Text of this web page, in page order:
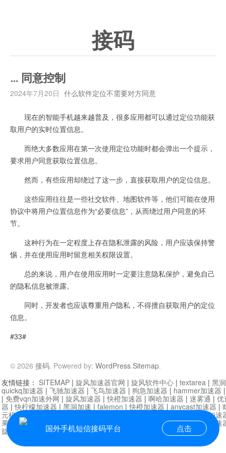
接码
… 同意控制
2024年7月20日 什么软件定位不需要对方同意
现在的智能手机越来越普及，很多应用都可以通过定位功能获
取用户的实时位置信息。
而绝大多数应用在第一次使用定位功能时都会弹出一个提示，
要求用户同意获取位置信息。
然而，有些应用却绕过了这一步，直接获取用户的定位信息。
这些应用往往是一些社交软件、地图软件等，他们可能在使用
协议中将用户位置信息作为“必要信息”，从而绕过用户同意的环
节。
这种行为在一定程度上存在隐私泄露的风险，用户应该保持警
惕，并在使用应用时留意相关权限设置。
总的来说，用户在使用应用时一定要注意隐私保护，避免自己
的隐私信息被泄露。
同时，开发者也应该尊重用户隐私，不得擅自获取用户的定位
信息。
#33#
© 2026 接码. Powered by: WordPress.Sitemap.
国外手机短信接码平台 点击
友情链接： SITEMAP | 旋风加速器官网 | 旋风软件中心 | textarea | 黑
quickq加速器 | 飞驰加速器 | 飞鸟加速器 | 狗急加速器 | hammer加速器
| 免费vqn加速外网 | 旋风加速器 |快橙加速器 | 啊哈加速器 | 迷雾通 | 优
器 |快柠檬加速器 | 黑洞加速 | falemon |快橙加速器 | anycast加速器 |
元机场加速器
小牛加速
果加速器
黑洞加速|银河加速器|猎豹加速器 海鸥加速器|芒果加速
旋风加速器度器|讯狗加速器|讯狗VPN